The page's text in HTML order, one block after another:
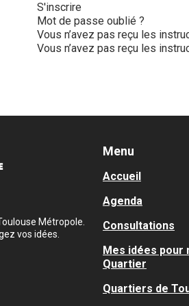
S'inscrire
Mot de passe oublié ?
Vous n’avez pas reçu les
Vous n’avez pas reçu les
Métropole.
vos idées.
Menu
Accueil
Agenda
Consultations
Mes idées pour
Quartier
Quartiers de